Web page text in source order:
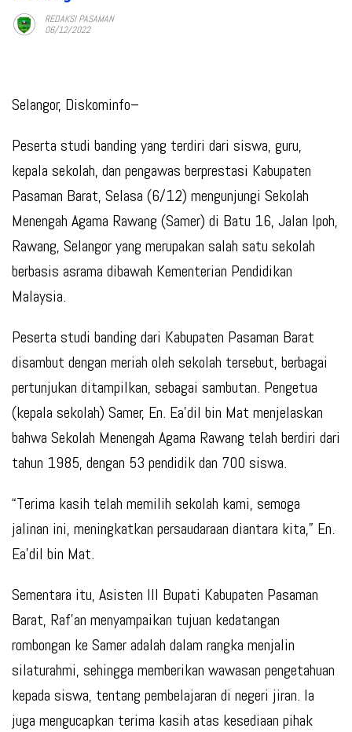
REDAKSI PASAMAN
06/12/2022
Selangor, Diskominfo–
Peserta studi banding yang terdiri dari siswa, guru,
kepala sekolah, dan pengawas berprestasi Kabupaten
Pasaman Barat, Selasa (6/12) mengunjungi Sekolah
Menengah Agama Rawang (Samer) di Batu 16, Jalan Ipoh,
Rawang, Selangor yang merupakan salah satu sekolah
berbasis asrama dibawah Kementerian Pendidikan
Malaysia.
Peserta studi banding dari Kabupaten Pasaman Barat
disambut dengan meriah oleh sekolah tersebut, berbagai
pertunjukan ditampilkan, sebagai sambutan. Pengetua
(kepala sekolah) Samer, En. Ea’dil bin Mat menjelaskan
bahwa Sekolah Menengah Agama Rawang telah berdiri dari
tahun 1985, dengan 53 pendidik dan 700 siswa.
“Terima kasih telah memilih sekolah kami, semoga
jalinan ini, meningkatkan persaudaraan diantara kita,” En.
Ea’dil bin Mat.
Sementara itu, Asisten III Bupati Kabupaten Pasaman
Barat, Raf’an menyampaikan tujuan kedatangan
rombongan ke Samer adalah dalam rangka menjalin
silaturahmi, sehingga memberikan wawasan pengetahuan
kepada siswa, tentang pembelajaran di negeri jiran. Ia
juga mengucapkan terima kasih atas kesediaan pihak